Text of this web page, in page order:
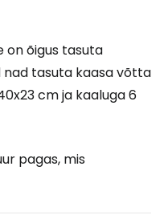
on õigus tasuta
nad tasuta kaasa võtta
cm ja kaaluga 6
pagas, mis